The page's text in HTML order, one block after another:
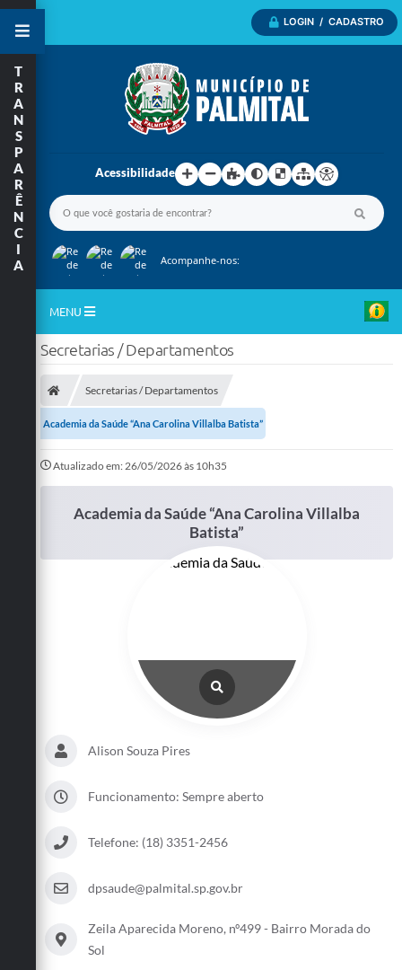
LOGIN / CADASTRO
Acessibilidade
Acompanhe-nos:
MENU
Inicio
A Nossa Cidade
A Prefeitura
Departamentos
T
R
A
N
S
P
A
R
Ê
N
C
I
A
Secretarias / Departamentos
Secretarias / Departamentos
Academia da Saúde “Ana Carolina Villalba Batista”
Atualizado em: 26/05/2026 às 10h35
Academia da Saúde “Ana Carolina Villalba
Batista”
Alison Souza Pires
Funcionamento: Sempre aberto
Telefone: (18) 3351-2456
dpsaude@palmital.sp.gov.br
Zeila Aparecida Moreno, nº499 - Bairro Morada do
Sol